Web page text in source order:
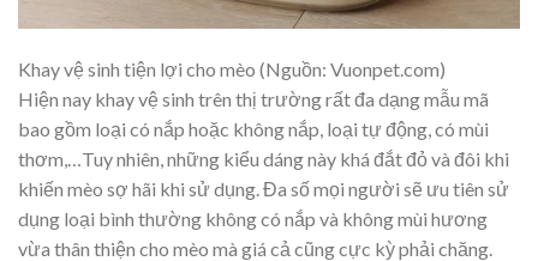
Khay vệ sinh tiện lợi cho mèo (Nguồn: Vuonpet.com)
Hiện nay khay vệ sinh trên thị trường rất đa dạng mẫu mã
bao gồm loại có nắp hoặc không nắp, loại tự động, có mùi
thơm,…Tuy nhiên, những kiểu dáng này khá đắt đỏ và đôi khi
khiến mèo sợ hãi khi sử dụng. Đa số mọi người sẽ ưu tiên sử
dụng loại bình thường không có nắp và không mùi hương
vừa thân thiện cho mèo mà giá cả cũng cực kỳ phải chăng.